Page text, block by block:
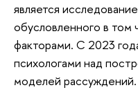
является
обусловленного в том
факторами. С 2023
психологами над
моделей